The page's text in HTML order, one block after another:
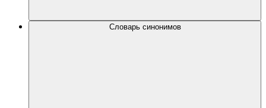
Словарь синонимов